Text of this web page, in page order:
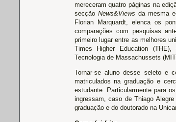
mereceram quatro páginas na
secção News&Views da mesma
Florian Marquardt, elenca os
comparações com pesquisas
primeiro lugar entre as melhores
Times Higher Education
Tecnologia de Massachussets
Tornar-se aluno desse seleto e
matriculados na graduação e
estudante. Particularmente para
ingressam, caso de Thiago
graduação e do doutorado na